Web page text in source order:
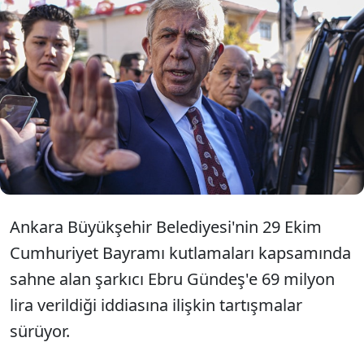
Ankara Büyükşehir Belediyesi tarafından Ebru
Gündeş konseri için ödenen 69 milyon ödendiği
iddia edilmiş, büyük tartışmalara neden olmuştu.
Belediye ise ücretin 69 milyon lira değil, KDV dahil
44 milyon 937 bin 117 lira olduğunu açıkladı.
Başkan Mansur Yavaş ise, "Bence ters tepki
verenler haklı. Biz farkımızı göstereceğiz. Millet
bizi güvendiği için seçti" dedi.
Ankara Büyükşehir Belediyesi'nin 29 Ekim
Cumhuriyet Bayramı kutlamaları kapsamında
sahne alan şarkıcı Ebru Gündeş'e 69 milyon
lira verildiği iddiasına ilişkin tartışmalar
sürüyor.